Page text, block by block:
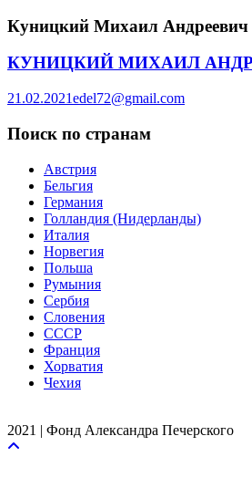
Куницкий Михаил Андреевич
КУНИЦКИЙ МИХАИЛ
21.02.2021edel72@gmail.com
Поиск по странам
Австрия
Бельгия
Германия
Голландия (Нидерланды)
Италия
Норвегия
Польша
Румыния
Сербия
Словения
СССР
Франция
Хорватия
Чехия
2021 | Фонд Александра Печерского